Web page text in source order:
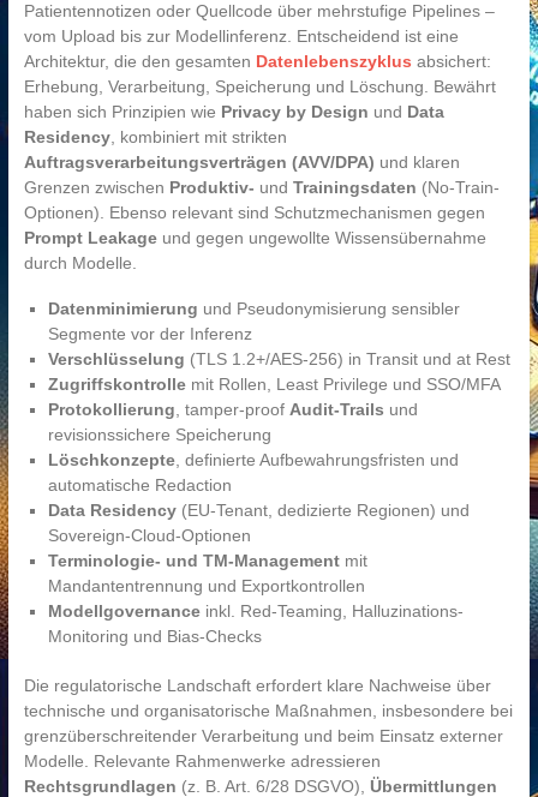
Patientennotizen oder Quellcode über mehrstufige Pipelines –
vom Upload bis zur Modellinferenz. Entscheidend ist eine
Architektur, die den gesamten Datenlebenszyklus absichert:
Erhebung, Verarbeitung, Speicherung und Löschung. Bewährt
haben sich Prinzipien wie Privacy by Design und Data
Residency, kombiniert mit strikten
Auftragsverarbeitungsverträgen (AVV/DPA) und klaren
Grenzen zwischen Produktiv- und Trainingsdaten (No-Train-
Optionen). Ebenso relevant sind Schutzmechanismen gegen
Prompt Leakageund gegen ungewollte Wissensübernahme
durch Modelle.
Datenminimierung und Pseudonymisierung sensibler
Segmente vor der Inferenz
Verschlüsselung (TLS 1.2+/AES-256) in Transit und at Rest
Zugriffskontrollemit Rollen, Least Privilege und SSO/MFA
Protokollierung , tamper-proof Audit-Trails und
revisionssichere Speicherung
Löschkonzepte, definierte Aufbewahrungsfristen und
automatische Redaction
Data Residency(EU-Tenant, dedizierte Regionen) und
Sovereign-Cloud-Optionen
Terminologie- und TM-Managementmit
Mandantentrennung und Exportkontrollen
Modellgovernanceinkl. Red-Teaming, Halluzinations-
Monitoring und Bias-Checks
Die regulatorische Landschaft erfordert klare Nachweise über
technische und organisatorische Maßnahmen, insbesondere bei
grenzüberschreitender Verarbeitung und beim Einsatz externer
Modelle. Relevante Rahmenwerke adressieren
Rechtsgrundlagen (z. B. Art. 6/28 DSGVO), Übermittlungen